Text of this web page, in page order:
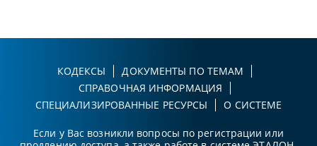
КОДЕКСЫ
ДОКУМЕНТЫ ПО ТЕМАМ
СПРАВОЧНАЯ ИНФОРМАЦИЯ
СПЕЦИАЛИЗИРОВАННЫЕ РЕСУРСЫ
О СИСТЕМЕ
Если у Вас возникли вопросы по регистрации или